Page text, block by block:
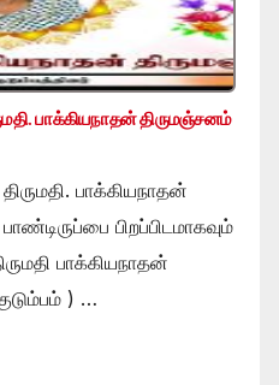
பாக்கியநாதன் திருமஞ்சனம்
பாக்கியநாதன்
பிறப்பிடமாகவும்
பாக்கியநாதன்
) …